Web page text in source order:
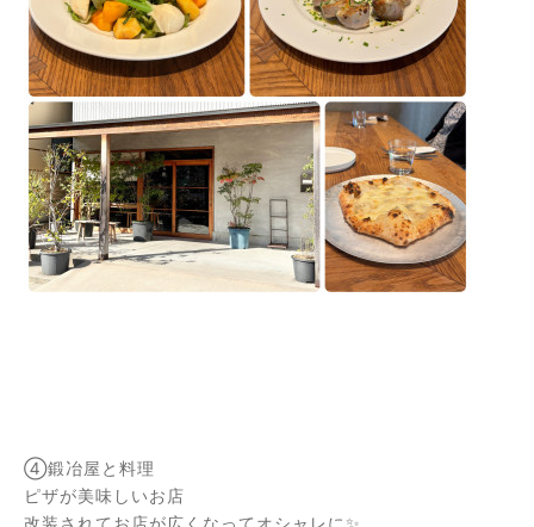
④鍛冶屋と料理
ピザが美味しいお店
改装されてお店が広くなってオシャレに✨